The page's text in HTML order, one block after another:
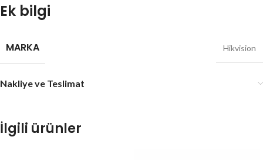
Ek bilgi
MARKA Hikvision
Nakliye ve Teslimat
İlgili ürünler